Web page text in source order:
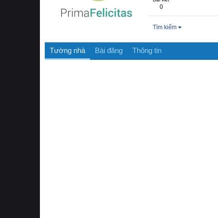
0
Tìm kiếm
Tường nhà Bài đăng Thông tin